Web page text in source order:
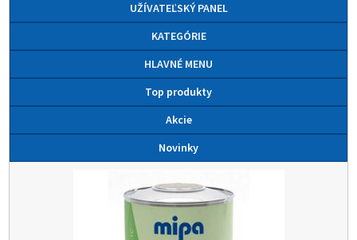
UŽÍVATEĽSKÝ PANEL
KATEGÓRIE
HLAVNÉ MENU
Top produkty
Akcie
Novinky